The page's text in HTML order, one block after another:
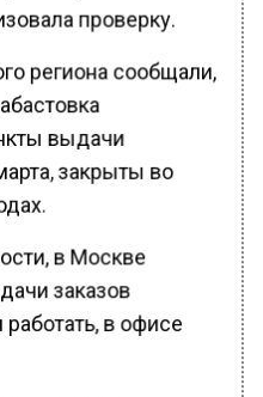
проверку.
региона сообщали,
выдачи
закрыты во
в Москве
заказов
в офисе